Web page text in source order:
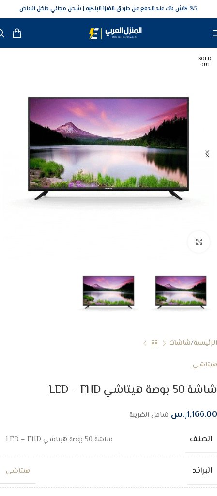
5‎% كاش باك عند الدفع عن طريق الفيزا البنكيه شحن مجاني داخل الرياض
SOLD
OUT
الرئيسية شاشات
هيتاشي
شاشة 50 بوصة هيتاشي LED – FHD
1,166.00ر.س شامل الضريبة
الصنف شاشة 50 بوصة هيتاشي LED – FHD
البراند هيتاشى